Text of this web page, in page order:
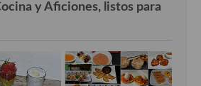
y Aficiones, listos para